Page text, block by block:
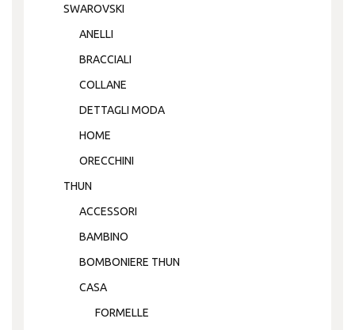
SWAROVSKI
ANELLI
BRACCIALI
COLLANE
DETTAGLI MODA
HOME
ORECCHINI
THUN
ACCESSORI
BAMBINO
BOMBONIERE THUN
CASA
FORMELLE